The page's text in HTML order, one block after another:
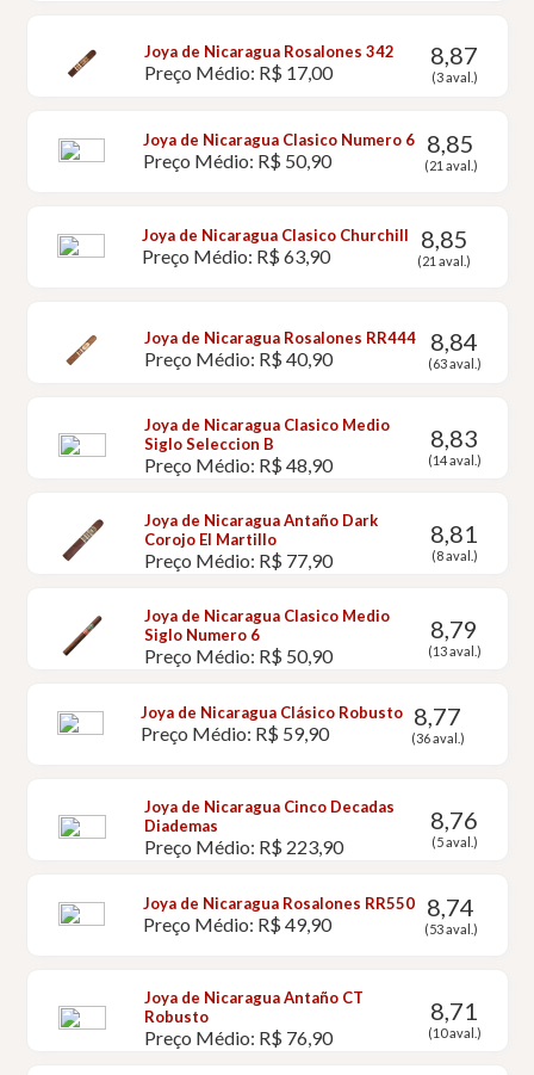
Joya de Nicaragua Rosalones 342
Preço Médio: R$ 17,00
8,87
(3 aval.)
Joya de Nicaragua Clasico Numero 6
Preço Médio: R$ 50,90
8,85
(21 aval.)
Joya de Nicaragua Clasico Churchill
Preço Médio: R$ 63,90
8,85
(21 aval.)
Joya de Nicaragua Rosalones RR444
Preço Médio: R$ 40,90
8,84
(63 aval.)
Joya de Nicaragua Clasico Medio
Siglo Seleccion B
Preço Médio: R$ 48,90
8,83
(14 aval.)
Joya de Nicaragua Antaño Dark
Corojo El Martillo
Preço Médio: R$ 77,90
8,81
(8 aval.)
Joya de Nicaragua Clasico Medio
Siglo Numero 6
Preço Médio: R$ 50,90
8,79
(13 aval.)
Joya de Nicaragua Clásico Robusto
Preço Médio: R$ 59,90
8,77
(36 aval.)
Joya de Nicaragua Cinco Decadas
Diademas
Preço Médio: R$ 223,90
8,76
(5 aval.)
Joya de Nicaragua Rosalones RR550
Preço Médio: R$ 49,90
8,74
(53 aval.)
Joya de Nicaragua Antaño CT
Robusto
Preço Médio: R$ 76,90
8,71
(10 aval.)